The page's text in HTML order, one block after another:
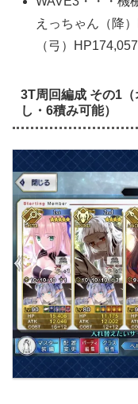
えっちゃん（降
（弓）HP174,057
3T周回編成 その1
し・6積み可能）